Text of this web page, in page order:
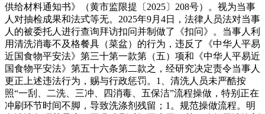
供给材料通知书》（黄市监限提〔2025〕208号）。视为当事
人对抽检成果和法式等无。2025年9月4日，法律人员法对当事
人的被委托人进行查询拜访扣问并制做了《扣问》。当事人利
用清洗消毒不及格餐具（菜盆）的行为，违反了《中华人平易
近国食物平安法》第三十第一款第（五）项和《中华人平易近
国食物平安法》第五十六条第二款之，经研究决定责令当事人
更正上述违法行为，赐与行政惩罚。1、清洗人员未严酷按
照“一刮、二洗、三冲、四消毒、五保洁”流程操做，特别正在
冲刷环节时间不脚，导致洗涤剂残留；1。规范操做流程。明